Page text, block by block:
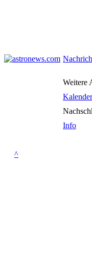
Weitere
Kalender
Info
^